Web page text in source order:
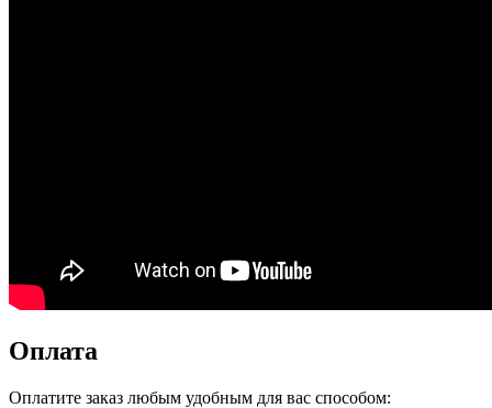
Оплата
Оплатите заказ любым удобным для вас способом: